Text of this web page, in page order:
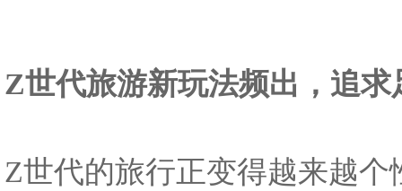
Z世代旅游新玩法频出，追求
Z世代的旅行正变得越来越个